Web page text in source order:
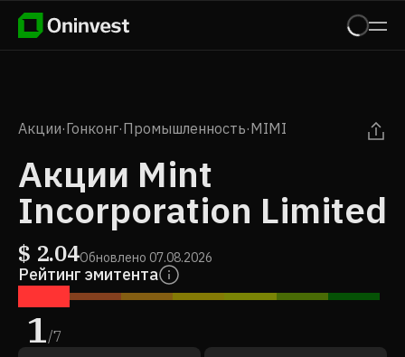
Акции·Гонконг·Промышленность·MIMI
Акции Mint
Incorporation Limited
$ 2.04Обновлено 07.08.2026
Рейтинг эмитента
1/7